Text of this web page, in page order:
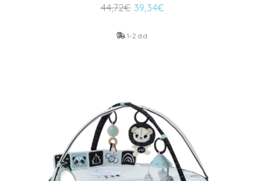
44,72€ Original
was:
39,34€Current
1-2 d.d.